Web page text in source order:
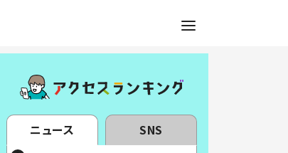
ニュース SNS